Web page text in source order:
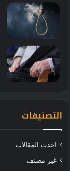
التصنيفات
احدث المقالات
غير مصنف